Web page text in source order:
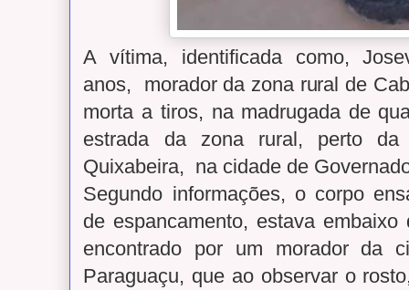
A vítima, identificada como,
anos, morador da zona rural de
morta a tiros, na madrugada de
estrada da zona rural, perto
Quixabeira, na cidade de
Segundo informações, o corpo
de espancamento, estava
encontrado por um morador da
Paraguaçu, que ao observar o